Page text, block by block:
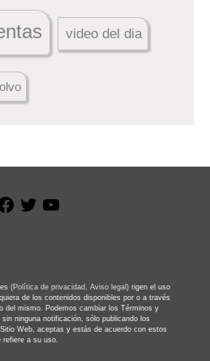
video del dia
Facebook
Twitter
(Política de privacidad, Aviso legal) rigen el uso
de los contenidos disponibles por o a través
del mismo. Podemos cambiar los Términos y
ninguna notificación, sólo publicando los
Web, aceptas y estás de acuerdo con estos
refiere a su uso.